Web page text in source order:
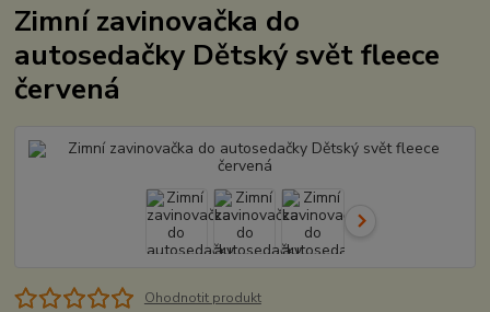
Zimní zavinovačka do
autosedačky Dětský svět fleece
červená
Ohodnotit produkt